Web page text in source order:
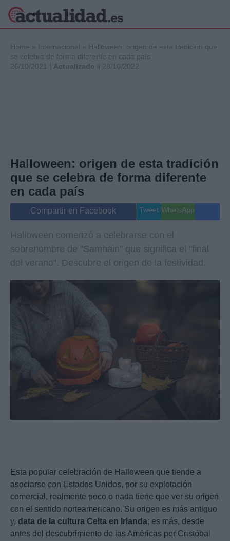
Internacional
Viajes
Gente
Musica
Home » Internacional » Halloween: origen de esta tradición que
se celebra de forma diferente en cada país
26/10/2021 | Actualizado il 28/10/2022
Halloween: origen de esta tradición
que se celebra de forma diferente
en cada país
Compartir en Facebook Tweet WhatsApp
Halloween comenzó a celebrarse con el
sobrenombre de "Samhain" que significa el "final
del verano". Descubre el origen de la festividad.
Esta popular celebración de Halloween que tiende a
asociarse con Estados Unidos, por su explotación
comercial, realmente poco o nada tiene que ver su origen
con el sentido norteamericano. Su origen es más antiguo
y, data de la cultura Celta en Irlanda; es más, desde
antes del descubrimiento de las Américas por Cristóbal